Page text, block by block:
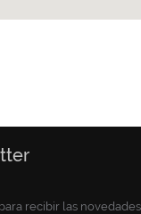
recibir las